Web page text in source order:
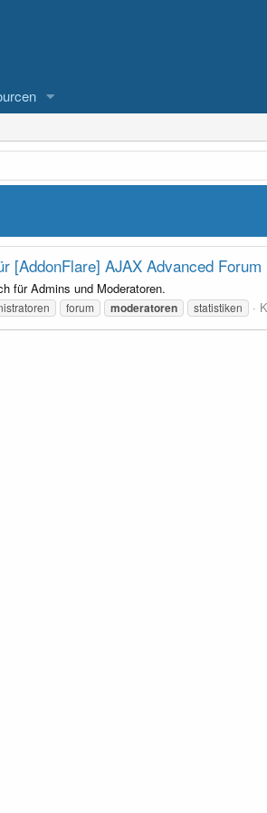
[AddonFlare] AJAX Advanced Forum
für Admins und Moderatoren.
forum moderatoren statistiken